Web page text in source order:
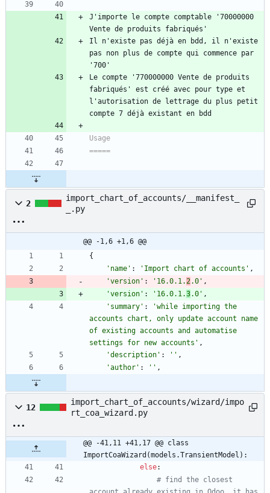
J'importe le compte comptable '70000000
Vente de produits fabriqués'
Il n'existe pas déjà en bdd, il n'existe
pas non plus de compte qui commence par
'700'
Le compte '770000000 Vente de produits
fabriqués' est créé avec pour type et
l'autorisation de lettrage du plus petit
compte 7 déjà existant en bdd
Usage
=====
2
import_chart_of_accounts/__manifest_
_.py
@@ -1,6 +1,6 @@
{
' name ' : ' Import chart of accounts ' ,
'version ' : ' 16.0.1.2.0 ' ,
'version ' : ' 16.0.1.3.0 ' ,
' summary ' : 'while importing the
accounts chart, only update account name
of existing accounts and automatise
settings for new accounts ' ,
'description ' : ' ' ,
'author ' : ' ' ,
12
import_chart_of_accounts/wizard/impo
rt_coa_wizard.py
@@ -41,11 +41,17 @@ class
ImportCoaWizard(models.TransientModel):
else:
# find the closest